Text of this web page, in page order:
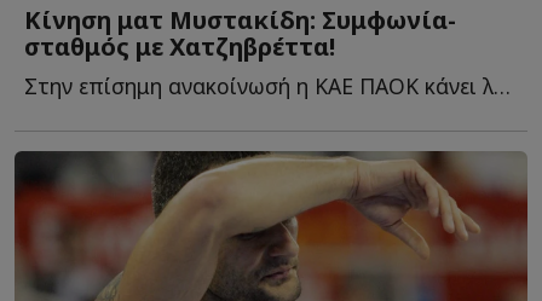
Κίνηση ματ Μυστακίδη: Συμφωνία-
σταθμός με Χατζηβρέττα!
Στην επίσημη ανακοίνωσή η ΚΑΕ ΠΑΟΚ κάνει λόγο για μία σ...